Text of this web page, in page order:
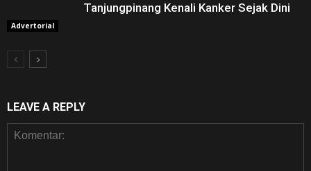
Advertorial
Tanjungpinang Kenali Kanker Sejak Dini
LEAVE A REPLY